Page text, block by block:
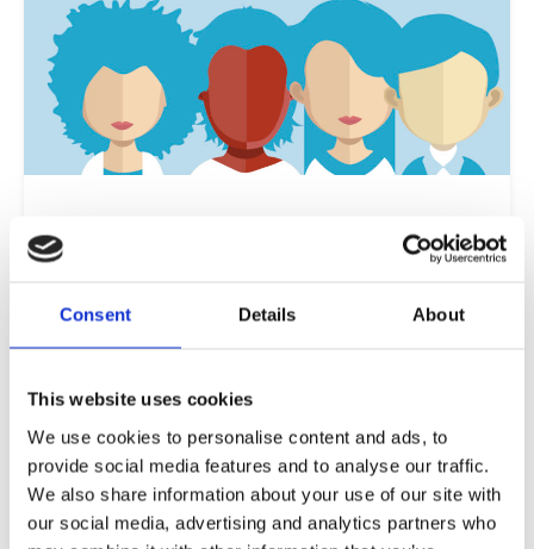
Consent Details About
This website uses cookies
We use cookies to personalise content and ads, to
provide social media features and to analyse our traffic.
We also share information about your use of our site with
our social media, advertising and analytics partners who
Οι νέοι μας μαθητές και μαθήτριες
Οι εκπαιδευτικοί του σχολείου συνεργάζονται και
που διαμορφώνουν
Read more